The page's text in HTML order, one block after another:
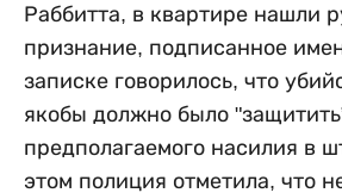
Раббитта, в квартире нашли
признание, подписанное
записке говорилось, что
якобы должно было
предполагаемого насилия в
этом полиция отметила, что